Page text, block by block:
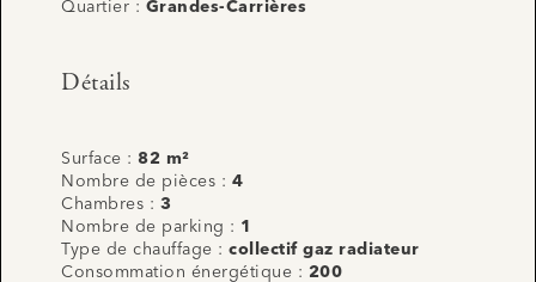
Quartier : Grandes-Carrières
Détails
Surface : 82 m²
Nombre de pièces : 4
Chambres : 3
Nombre de parking : 1
Type de chauffage : collectif gaz radiateur
Consommation énergétique : 200